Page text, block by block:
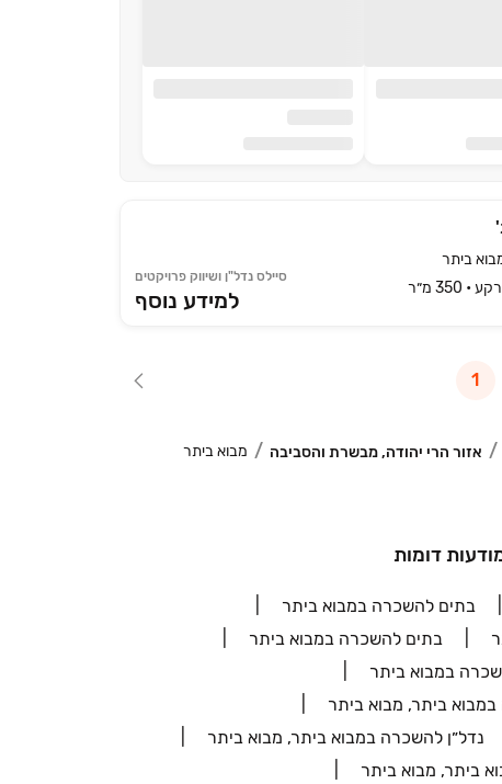
סיילס נדל"ן ושיווק פרויקטים
למידע נוסף
ביתר
1
אזור הרי יהודה, מבשרת והסביבה מבוא ביתר
דומות
בתים להשכרה במבוא ביתר
בתים להשכרה במבוא ביתר
נדל״ן להשכרה במבוא ביתר, מבוא ביתר
ביתר, מבוא ביתר